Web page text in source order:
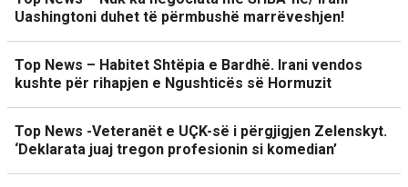
Uashingtoni duhet të përmbushë marrëveshjen!
Top News – Habitet Shtëpia e Bardhë. Irani vendos
kushte për rihapjen e Ngushticës së Hormuzit
Top News -Veteranët e UÇK-së i përgjigjen Zelenskyt.
‘Deklarata juaj tregon profesionin si komedian’